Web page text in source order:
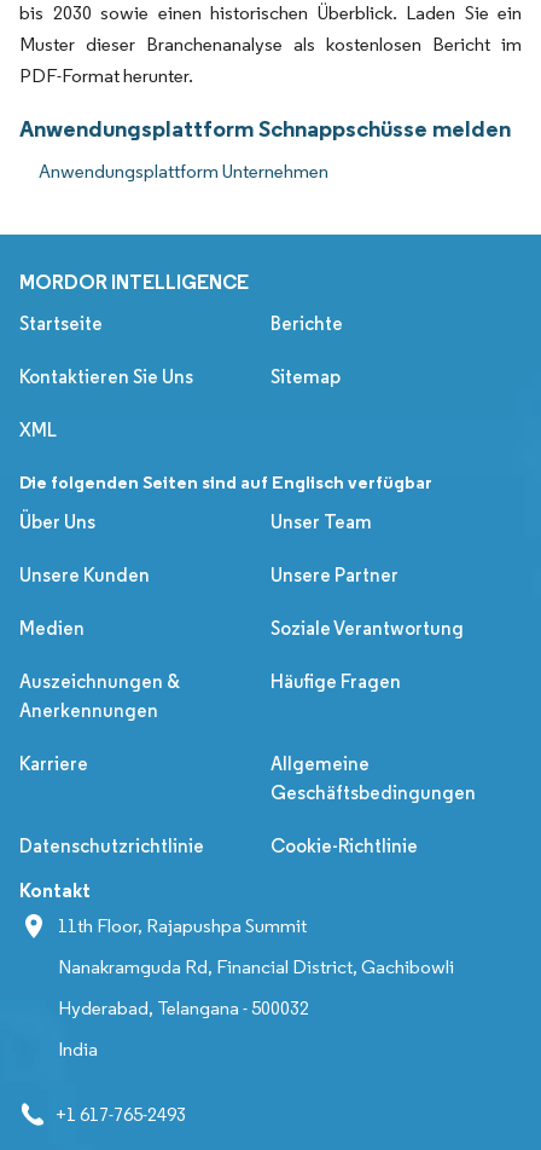
bis 2030 sowie einen historischen Überblick. Laden Sie ein
Muster dieser Branchenanalyse als kostenlosen Bericht im
PDF-Format herunter.
Anwendungsplattform Schnappschüsse melden
Anwendungsplattform Unternehmen
MORDOR INTELLIGENCE
Startseite Berichte
Kontaktieren Sie Uns Sitemap
XML
Die folgenden Seiten sind auf Englisch verfügbar
Über Uns
Unser Team
Unsere Kunden Unsere Partner
Medien Soziale Verantwortung
Auszeichnungen &
Anerkennungen
Häufige Fragen
Karriere
Allgemeine
Geschäftsbedingungen
Datenschutzrichtlinie Cookie-Richtlinie
Kontakt
11th Floor, Rajapushpa Summit
Nanakramguda Rd, Financial District, Gachibowli
Hyderabad, Telangana - 500032
India
+1 617-765-2493